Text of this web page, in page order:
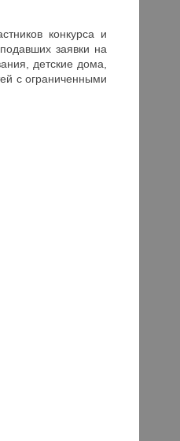
конкурса и
заявки на
детские дома,
с ограниченными